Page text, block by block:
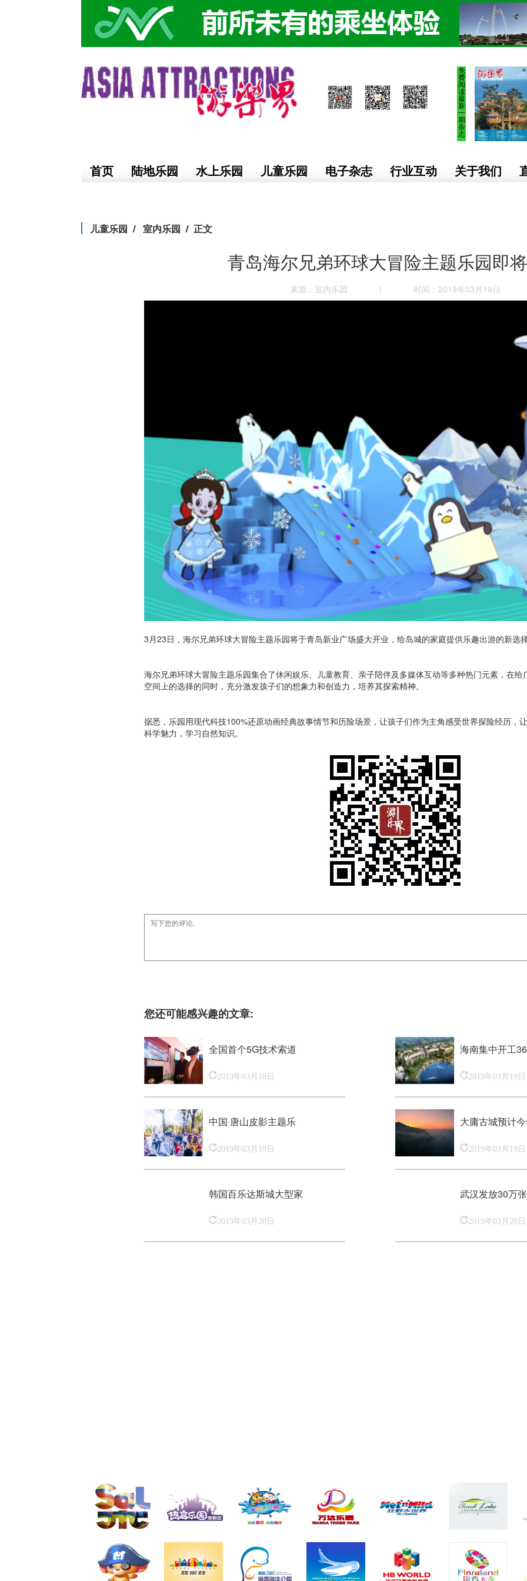
免
费
阅
读
最
新
一
期
杂
志
首页 陆地乐园 水上乐园 儿童乐园 电子杂志 行业互动 关于我们
儿童乐园 室内乐园 正文
青岛海尔兄弟环球大冒险主题乐园即
来源：室内乐园 | 时间：2019年03月19日
3月23日，海尔兄弟环球大冒险主题乐园将于青岛新业广场盛大开业，给岛城的家庭提供乐趣出游的新选择
海尔兄弟环球大冒险主题乐园集合了休闲娱乐、儿童教育、亲子陪伴及多媒体互动等多种热门元素，在
空间上的选择的同时，充分激发孩子们的想象力和创造力，培养其探索精神。
据悉，乐园用现代科技100%还原动画经典故事情节和历险场景，让孩子们作为主角感受世界探险经历，
科学魅力，学习自然知识。
您还可能感兴趣的文章:
全国首个5G技术索道
2019年03月18日
海南集中开工
2019年03月19日
中国·唐山皮影主题乐
2019年03月19日
大庸古城预计
2019年03月19日
韩国百乐达斯城大型家
2019年03月20日
武汉发放30万
2019年03月20日